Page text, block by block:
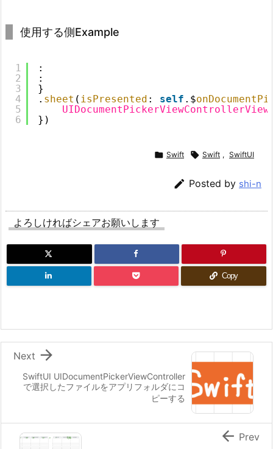
使用する側Example
1
2
3
4
5
6
:
:
}
. sheet ( isPresented : self .$
UIDocumentPickerViewControllerView
})
 Swift  Swift , SwiftUI
 Posted by shi-n
よろしければシェアお願いします
Copy
SwiftUI UIDocumentPickerViewController
で選択したファイルをアプリフォルダにコ
ピーする

Next
 Prev